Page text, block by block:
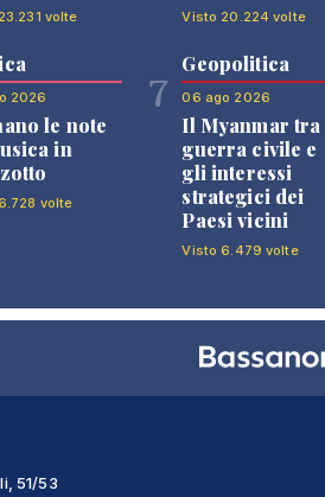
volte Visto 20.224 volte
2026
le note
in
volte
7
Geopolitica
06 ago 2026
Il Myanmar tra
guerra civile e
gli interessi
strategici dei
Paesi vicini
Visto 6.479 volte
51/53